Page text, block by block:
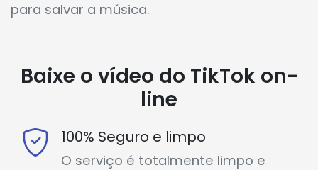
para salvar a música.
Baixe o vídeo do TikTok on-
line
100% Seguro e limpo
O serviço é totalmente limpo e